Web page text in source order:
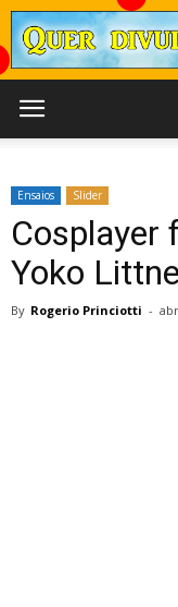
Ensaios Slider
Cosplayer
Yoko
By Rogerio Princiotti -